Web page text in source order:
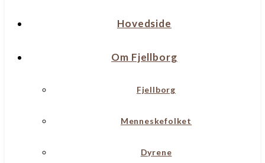
Hovedside
Om Fjellborg
Fjellborg
Menneskefolket
Dyrene